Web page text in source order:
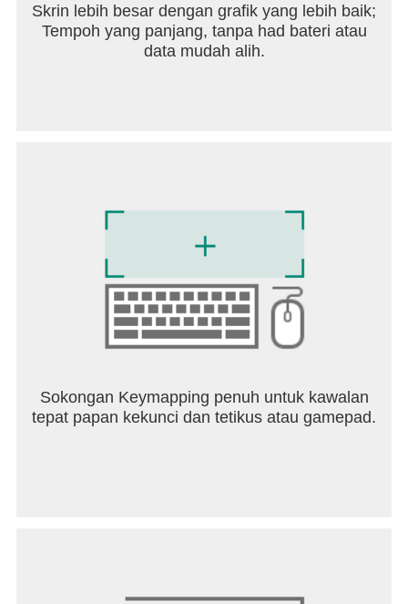
Skrin lebih besar dengan grafik yang lebih baik;
Tempoh yang panjang, tanpa had bateri atau
data mudah alih.
Sokongan Keymapping penuh untuk kawalan
tepat papan kekunci dan tetikus atau gamepad.